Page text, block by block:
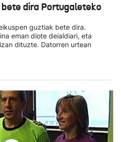
dira Portugaleteko
guztiak bete dira.
eman diote deialdiari, eta
dituzte. Datorren urtean